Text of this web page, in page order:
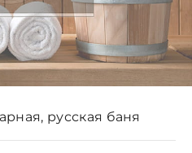
русская баня